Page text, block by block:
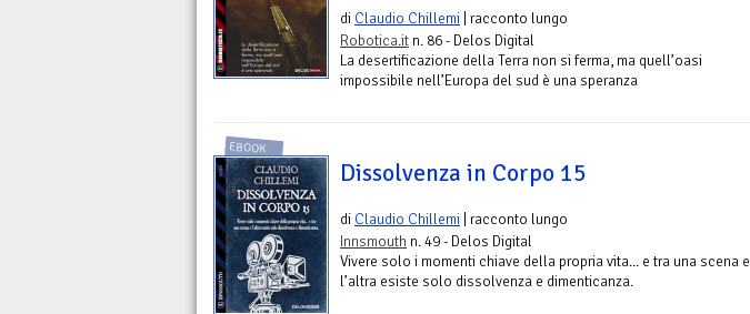
di Claudio Chillemi | racconto lungo
Robotica.it n. 86 - Delos Digital
La desertificazione della Terra non si ferma, ma quell’oasi
impossibile nell’Europa del sud è una speranza
EBOOK
Dissolvenza in Corpo 15
di Claudio Chillemi | racconto lungo
Innsmouth n. 49 - Delos Digital
Vivere solo i momenti chiave della propria vita... e tra una scena e
l’altra esiste solo dissolvenza e dimenticanza.